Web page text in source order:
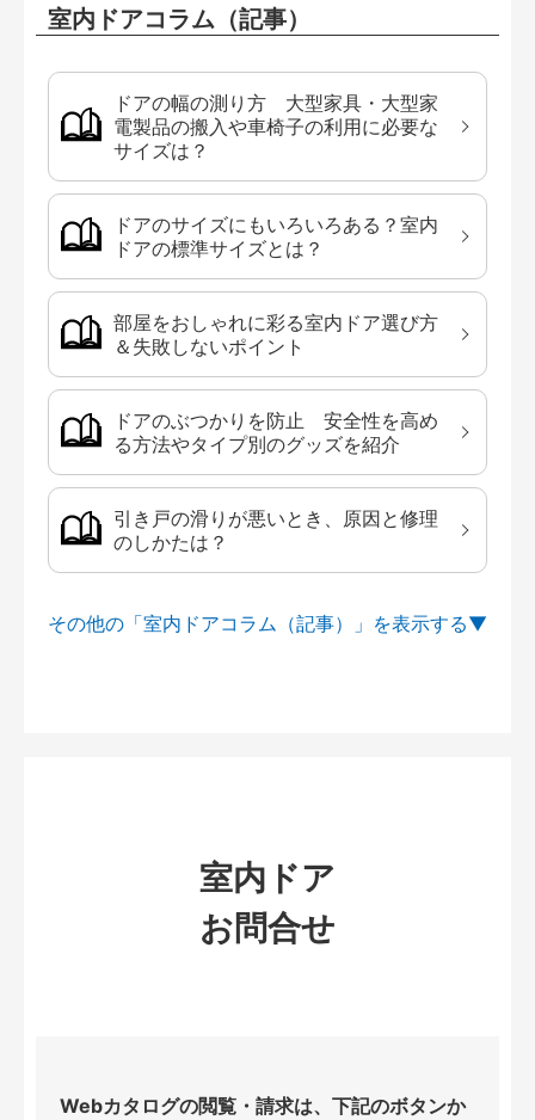
室内ドアコラム（記事）
ドアの幅の測り方 大型家具・大型家
電製品の搬入や車椅子の利用に必要な
サイズは？
ドアのサイズにもいろいろある？室内
ドアの標準サイズとは？
部屋をおしゃれに彩る室内ドア選び方
＆失敗しないポイント
ドアのぶつかりを防止 安全性を高め
る方法やタイプ別のグッズを紹介
引き戸の滑りが悪いとき、原因と修理
のしかたは？
その他の「室内ドアコラム（記事）」を
室内ドア
お問合せ
Webカタログの閲覧・請求は、下記のボタンか